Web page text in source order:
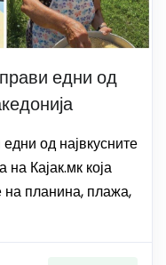
едни од
од највкусните
Кајак.мк која
на планина, плажа,